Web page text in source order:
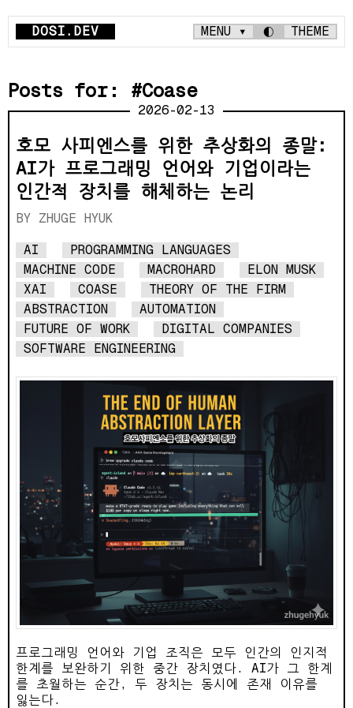
DOSI.DEV MENU ▾ ◐ THEME
Posts for: #Coase
2026-02-13
호모 사피엔스를 위한 추상화의 종말:
AI가 프로그래밍 언어와 기업이라는
인간적 장치를 해체하는 논리
ZHUGE HYUK
AI
PROGRAMMING LANGUAGES
MACHINE CODE
MACROHARD
ELON MUSK
XAI
COASE
THEORY OF THE FIRM
ABSTRACTION
AUTOMATION
FUTURE OF WORK
DIGITAL COMPANIES
SOFTWARE ENGINEERING
프로그래밍 언어와 기업 조직은 모두 인간의 인지적
한계를 보완하기 위한 중간 장치였다. AI가 그 한계
를 초월하는 순간, 두 장치는 동시에 존재 이유를
잃는다.